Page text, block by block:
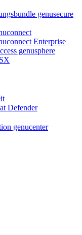
genusecure
Enterprise
genusphere
Defender
genucenter